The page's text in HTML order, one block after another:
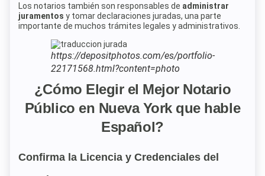
Los notarios también son responsables de administrar
juramentos y tomar declaraciones juradas, una parte
importante de muchos trámites legales y administrativos.
https://depositphotos.com/es/portfolio-
22171568.html?content=photo
¿Cómo Elegir el Mejor Notario
Público en Nueva York que hable
Español?
Confirma la Licencia y Credenciales del